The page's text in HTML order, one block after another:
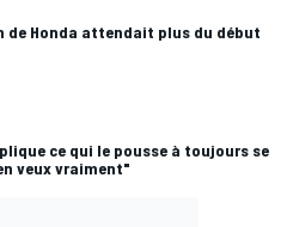
de Honda attendait plus du début
ce qui le pousse à toujours se
veux vraiment"